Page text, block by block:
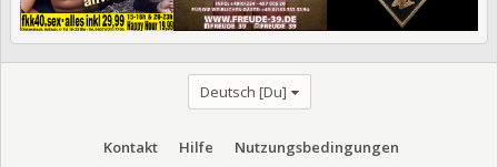
Deutsch [Du]
Kontakt Hilfe Nutzungsbedingungen